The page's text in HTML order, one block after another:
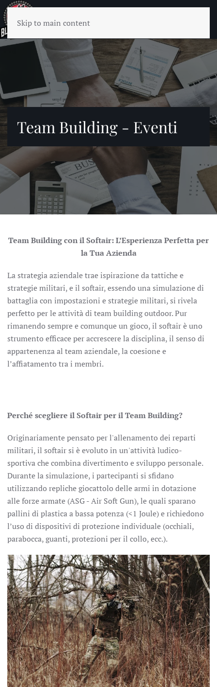
Skip to main content
Team Building - Eventi
Team Building con il Softair: L’Esperienza Perfetta per
la Tua Azienda
La strategia aziendale trae ispirazione da tattiche e
strategie militari, e il softair, essendo una simulazione di
battaglia con impostazioni e strategie militari, si rivela
perfetto per le attività di team building outdoor. Pur
rimanendo sempre e comunque un gioco, il softair è uno
strumento efficace per accrescere la disciplina, il senso di
appartenenza al team aziendale, la coesione e
l’affiatamento tra i membri.
Perché scegliere il Softair per il Team Building?
Originariamente pensato per l'allenamento dei reparti
militari, il softair si è evoluto in un'attività ludico-
sportiva che combina divertimento e sviluppo personale.
Durante la simulazione, i partecipanti si sfidano
utilizzando repliche giocattolo delle armi in dotazione
alle forze armate (ASG - Air Soft Gun), le quali sparano
pallini di plastica a bassa potenza (<1 Joule) e richiedono
l’uso di dispositivi di protezione individuale (occhiali,
parabocca, guanti, protezioni per il collo, ecc.).